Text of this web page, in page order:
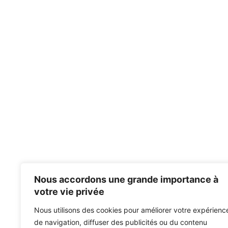
Nous accordons une grande importance à
votre vie privée
Nous utilisons des cookies pour améliorer votre
de navigation, diffuser des publicités ou du contenu